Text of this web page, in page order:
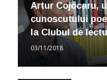
Artur Cojocaru,
cunoscutului
la Clubul de
03/11/2018